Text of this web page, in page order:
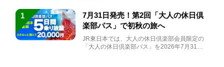
1
7月31日発売！第2回「大人の休日倶
楽部パス」で初秋の旅へ
JR東日本では、大人の休日倶楽部会員限定の
「大人の休日倶楽部パス」を2026年7月31日